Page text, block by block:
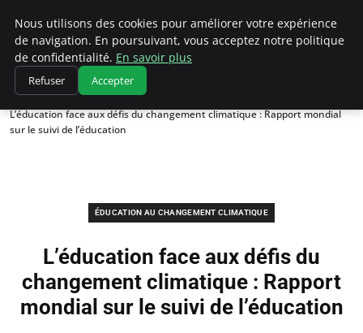
Climatedebtagents
Accueil
Éducation au changement climatique
L’éducation face aux défis du changement climatique : Rapport mondial
sur le suivi de l’éducation
ÉDUCATION AU CHANGEMENT CLIMATIQUE
L’éducation face aux défis du
changement climatique : Rapport
mondial sur le suivi de l’éducation
Nous utilisons des cookies pour améliorer votre expérience
de navigation. En poursuivant, vous acceptez notre politique
de confidentialité. En savoir plus
Refuser Accepter